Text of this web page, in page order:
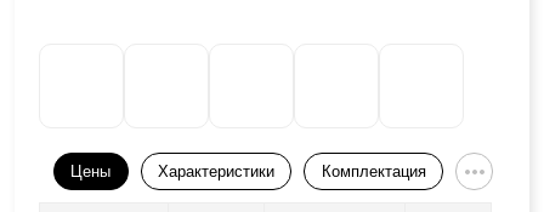
Цены Характеристики Комплектация